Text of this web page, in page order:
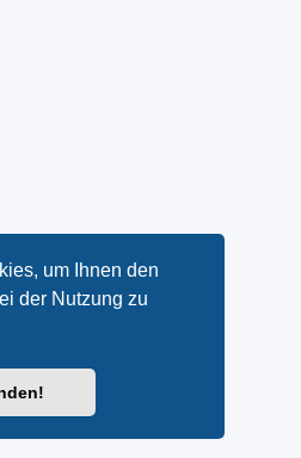
um Ihnen den
der Nutzung zu